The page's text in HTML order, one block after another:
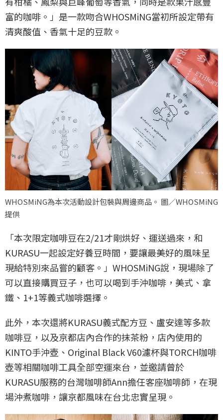
富的咖啡。​」是一款吻合WHOSMiNG當初所設定帶有
清爽酸值、香氣十足的豆款。
WHOSMiNG為本次活動設計包裝與周邊商品。 圖／WHOSMiNG
提供
「本次限定咖啡豆在2/21才剛烘好、運送過來，和
KURASU一起設定好養豆時間，要讓最美好的風味呈
現給特別來品嘗的顧客。」WHOSMiNG說，現場除了
可以直接購買豆子，也可以喝到手沖咖啡，美式、拿
鐵、1+1等義式咖啡選擇。
此外，本次還將KURASU義式配方豆、盧安達等多款
咖啡豆，以及京都店內合作的抹茶粉，店內使用的
KINTO手沖壺、Original Black V60濾杯與TORCH咖啡
壺等相關咖啡工具全部空運來台，並邀請曾於
KURASU服務的台灣咖啡師Ann擔任客座咖啡師，在現
場沖煮咖啡，讓京都風味在台北忠實呈現。